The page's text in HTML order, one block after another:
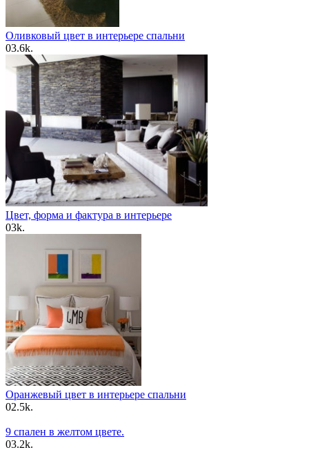
Оливковый цвет в интерьере спальни
03.6k.
Цвет, форма и фактура в интерьере
03k.
Оранжевый цвет в интерьере спальни
02.5k.
9 спален в желтом цвете.
03.2k.